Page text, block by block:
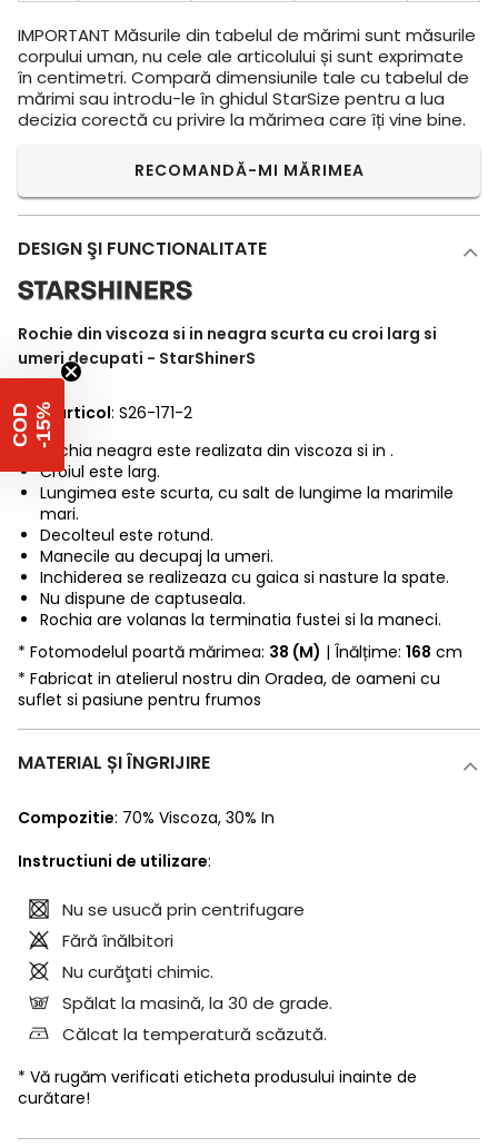
IMPORTANT Măsurile din tabelul de mărimi sunt măsurile
corpului uman, nu cele ale articolului și sunt exprimate
în centimetri. Compară dimensiunile tale cu tabelul de
mărimi sau introdu-le în ghidul StarSize pentru a lua
decizia corectă cu privire la mărimea care îți vine bine.
RECOMANDĂ-MI MĂRIMEA
DESIGN ŞI FUNCTIONALITATE
Rochie din viscoza si in neagra scurta cu croi larg si
umeri decupati - StarShinerS
Cod articol: S26-171-2
Rochia neagra este realizata din viscoza si in .
Croiul este larg.
Lungimea este scurta, cu salt de lungime la marimile
mari.
Decolteul este rotund.
Manecile au decupaj la umeri.
Inchiderea se realizeaza cu gaica si nasture la spate.
Nu dispune de captuseala.
Rochia are volanas la terminatia fustei si la maneci.
* Fotomodelul poartă mărimea: 38 (M) | Înălțime: 168 cm
* Fabricat in atelierul nostru din Oradea, de oameni cu
suflet si pasiune pentru frumos
MATERIAL ȘI ÎNGRIJIRE
Compozitie: 70% Viscoza, 30% In
Instructiuni de utilizare:
Nu se usucă prin centrifugare
Fără înălbitori
Nu curăţati chimic.
Spălat la masină, la 30 de grade.
Călcat la temperatură scăzută.
* Vă rugăm verificati eticheta produsului inainte de
curătare!
C
O
D
-
1
5 %